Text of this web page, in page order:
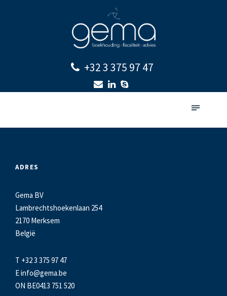
+32 3 375 97 47
ADRES
Gema BV
Lambrechtshoekenlaan 254
2170 Merksem
België
T +32 3 375 97 47
Einfo@gema.be
ON BE0413 751 520